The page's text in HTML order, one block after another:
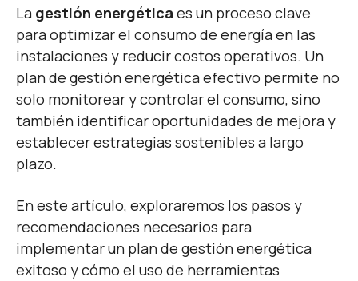
La gestión energética es un proceso clave
para optimizar el consumo de energía en las
instalaciones y reducir costos operativos. Un
plan de gestión energética efectivo permite no
solo monitorear y controlar el consumo, sino
también identificar oportunidades de mejora y
establecer estrategias sostenibles a largo
plazo.
En este artículo, exploraremos los pasos y
recomendaciones necesarios para
implementar un plan de gestión energética
exitoso y cómo el uso de herramientas